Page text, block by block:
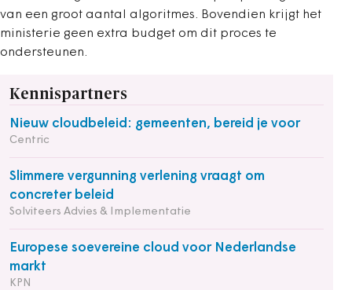
van een groot aantal algoritmes. Bovendien krijgt het
ministerie geen extra budget om dit proces te
ondersteunen.
Kennispartners
Nieuw cloudbeleid: gemeenten, bereid je voor
Centric
Slimmere vergunning verlening vraagt om
concreter beleid
Solviteers Advies & Implementatie
Europese soevereine cloud voor Nederlandse
markt
KPN